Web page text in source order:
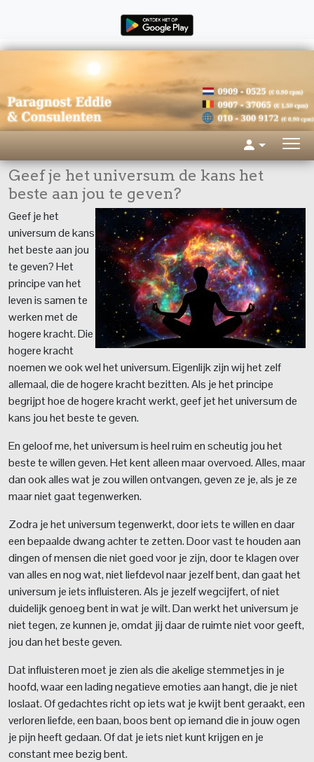
Geef je het universum de kans het
beste aan jou te geven?
Geef je het
universum de kans
het beste aan jou
te geven? Het
principe van het
leven is samen te
werken met de
hogere kracht. Die
hogere kracht
noemen we ook wel het universum. Eigenlijk zijn wij het zelf
allemaal, die de hogere kracht bezitten. Als je het principe
begrijpt hoe de hogere kracht werkt, geef jet het universum de
kans jou het beste te geven.
En geloof me, het universum is heel ruim en scheutig jou het
beste te willen geven. Het kent alleen maar overvoed. Alles, maar
dan ook alles wat je zou willen ontvangen, geven ze je, als je ze
maar niet gaat tegenwerken.
Zodra je het universum tegenwerkt, door iets te willen en daar
een bepaalde dwang achter te zetten. Door vast te houden aan
dingen of mensen die niet goed voor je zijn, door te klagen over
van alles en nog wat, niet liefdevol naar jezelf bent, dan gaat het
universum je iets influisteren. Als je jezelf wegcijfert, of niet
duidelijk genoeg bent in wat je wilt. Dan werkt het universum je
niet tegen, ze kunnen je, omdat jij daar de ruimte niet voor geeft,
jou dan het beste geven.
Dat influisteren moet je zien als die akelige stemmetjes in je
hoofd, waar een lading negatieve emoties aan hangt, die je niet
loslaat. Of gedachtes richt op iets wat je kwijt bent geraakt, een
verloren liefde, een baan, boos bent op iemand die in jouw ogen
je pijn heeft gedaan. Of dat je iets niet kunt krijgen en je
constant mee bezig bent.